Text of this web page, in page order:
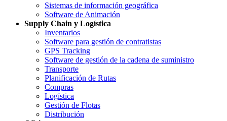
Sistemas de información geográfica
Software de Animación
Supply Chain y Logística
Inventarios
Software para gestión de contratistas
GPS Tracking
Software de gestión de la cadena de suministro
Transporte
Planificación de Rutas
Compras
Logística
Gestión de Flotas
Distribución